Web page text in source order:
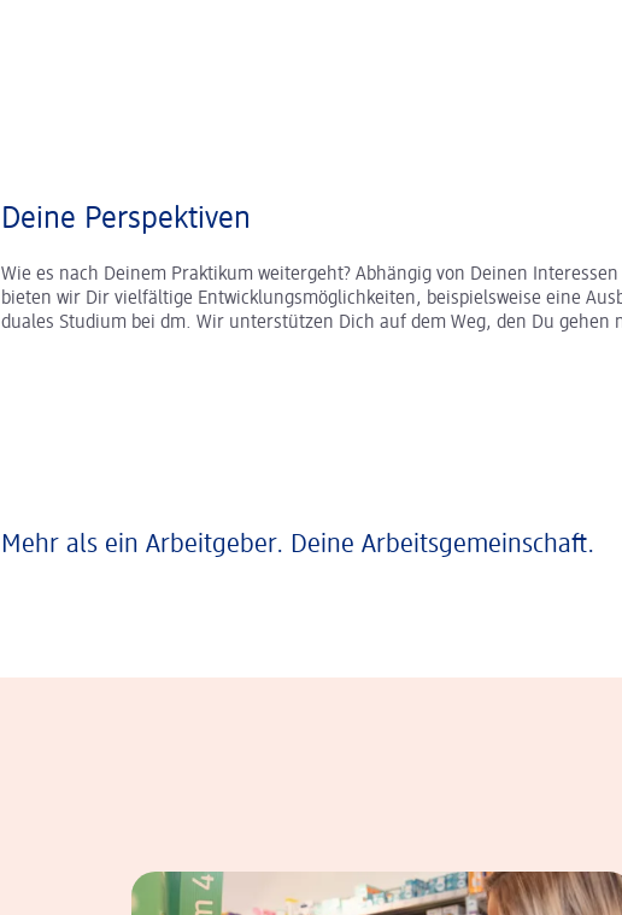
Deine Perspektiven
Wie es nach Deinem Praktikum weitergeht? Abhängig von Deinen
bieten wir Dir vielfältige Entwicklungsmöglichkeiten, beispielsweise eine
duales Studium bei dm. Wir unterstützen Dich auf dem Weg, den Du gehen
Mehr als ein Arbeitgeber. Deine Arbeitsgemeinschaft.